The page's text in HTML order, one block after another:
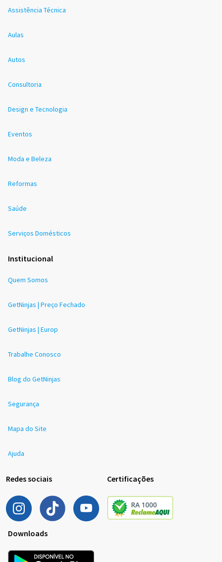
Assistência Técnica
Aulas
Autos
Consultoria
Design e Tecnologia
Eventos
Moda e Beleza
Reformas
Saúde
Serviços Domésticos
Institucional
Quem Somos
GetNinjas | Preço Fechado
GetNinjas | Europ
Trabalhe Conosco
Blog do GetNinjas
Segurança
Mapa do Site
Ajuda
Redes sociais Certificações
Downloads